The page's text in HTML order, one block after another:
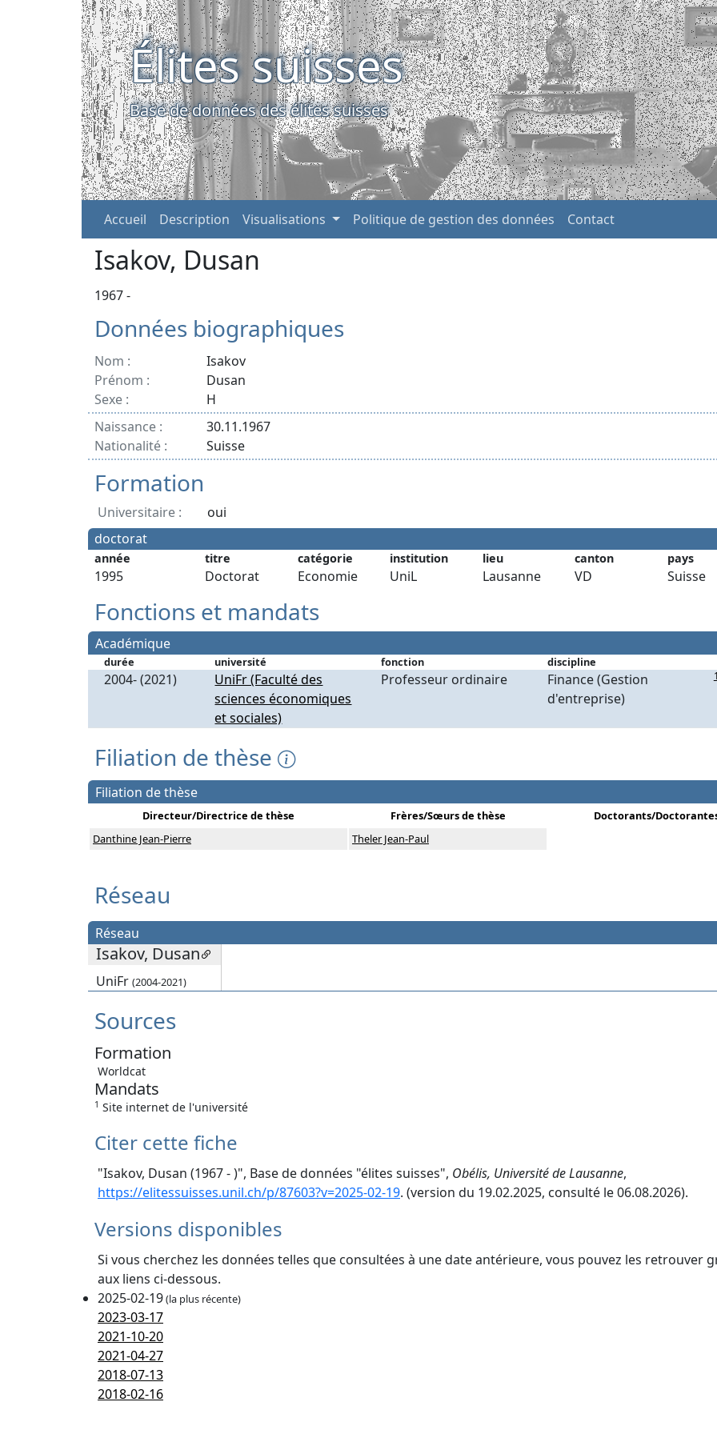
Élites suisses
Base de données des élites suisses
Accueil Description Visualisations Politique de gestion des données Contact
Isakov, Dusan
1967 -
Données biographiques
Nom :
Isakov
Prénom :
Dusan
Sexe :
H
Naissance :
30.11.1967
Nationalité :
Suisse
Formation
Universitaire :
oui
doctorat
année titre catégorie institution lieu canton pays
1995 Doctorat Economie UniL Lausanne VD Suisse
Fonctions et mandats
Académique
durée université fonction discipline
2004- (2021)
UniFr (Faculté des
sciences économiques
et sociales)
Professeur ordinaire
Finance (Gestion
d'entreprise)
Filiation de thèse
Filiation de thèse
Directeur/Directrice de thèse Frères/Sœurs de thèse
Doctorants/
Danthine Jean-Pierre
Theler Jean-Paul
Réseau
Réseau
Isakov, Dusan
UniFr (2004-2021)
Sources
Formation
Worldcat
Mandats
1 Site internet de l'université
Citer cette fiche
"Isakov, Dusan (1967 - )", Base de données "élites suisses", Obélis, Université de Lausanne,
https://elitessuisses.unil.ch/p/87603?v=2025-02-19. (version du 19.02.2025, consulté le 06.08.2026).
Versions disponibles
Si vous cherchez les données telles que consultées à une date antérieure, vous pouvez les retrouver
aux liens ci-dessous.
2025-02-19(la plus récente)
2023-03-17
2021-10-20
2021-04-27
2018-07-13
2018-02-16